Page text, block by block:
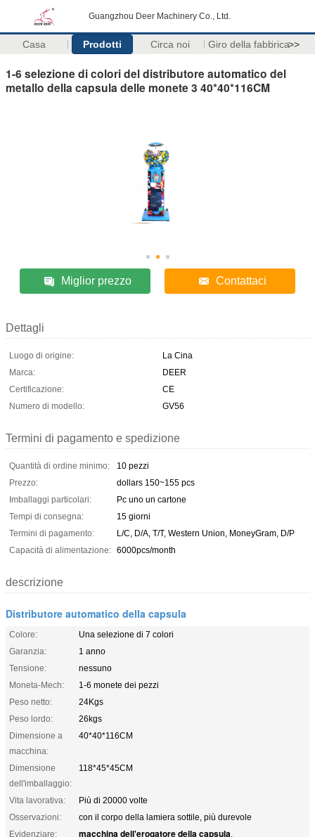
Guangzhou Deer Machinery Co., Ltd.
Casa Prodotti Circa noi Giro della fabbrica>>
1-6 selezione di colori del distributore automatico del
metallo della capsula delle monete 3 40*40*116CM
Miglior prezzo Contattaci
Dettagli
Luogo di origine:
La Cina
Marca:
DEER
Certificazione:
CE
Numero di modello:
GV56
Termini di pagamento e spedizione
Quantità di ordine minimo:
10 pezzi
Prezzo:
dollars 150~155 pcs
Imballaggi particolari:
Pc uno un cartone
Tempi di consegna:
15 giorni
Termini di pagamento:
L/C, D/A, T/T, Western Union, MoneyGram, D/P
Capacità di alimentazione: 6000pcs/month
descrizione
Distributore automatico della capsula
Colore:
Una selezione di 7 colori
Garanzia:
1 anno
Tensione:
nessuno
Moneta-Mech:
1-6 monete dei pezzi
Peso netto:
24Kgs
Peso lordo:
26kgs
Dimensione a
macchina:
40*40*116CM
Dimensione
dell'imballaggio:
118*45*45CM
Vita lavorativa:
Più di 20000 volte
Osservazioni:
con il corpo della lamiera sottile, più durevole
Evidenziare:
macchina dell'erogatore della capsula,